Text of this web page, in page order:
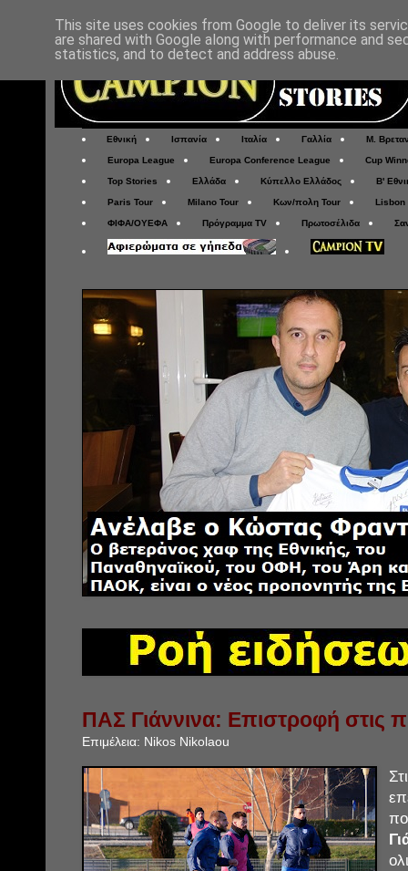
Εθνική Ισπανία Ιταλία Γαλλία Μ.
Europa League Europa Conference League Cup
Top Stories Ελλάδα Κύπελλο Ελλάδος Β'
Paris Tour Milano Tour Κων/πολη Tour Lisbon
ΦΙΦΑ/ΟΥΕΦΑ Πρόγραμμα TV Πρωτοσέλιδα
ΠΑΣ Γιάννινα: Επιστροφή στις
Επιμέλεια: Nikos Nikolaou
This site uses cookies from Google to deliver its
are shared with Google along with performance and
statistics, and to detect and address abuse.